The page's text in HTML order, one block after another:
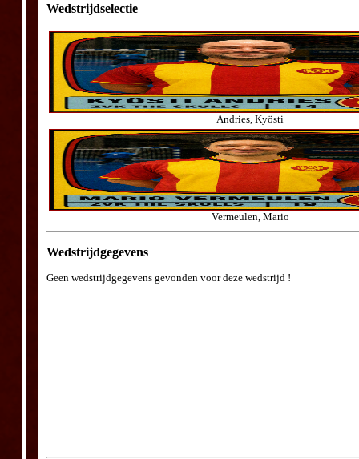
Wedstrijdselectie
Andries, Kyösti
Vermeulen, Mario
Wedstrijdgegevens
Geen wedstrijdgegevens gevonden voor deze wedstrijd !